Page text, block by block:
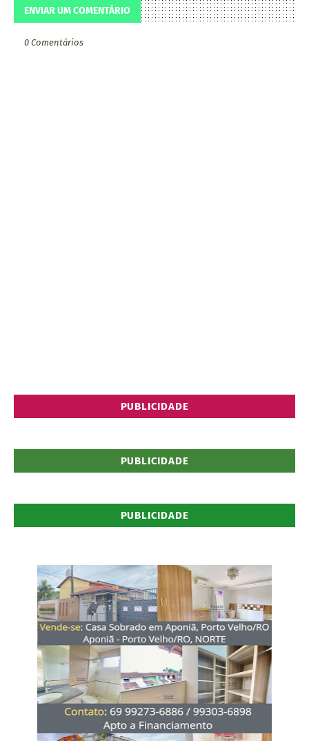
ENVIAR UM COMENTÁRIO
0 Comentários
PUBLICIDADE
PUBLICIDADE
PUBLICIDADE